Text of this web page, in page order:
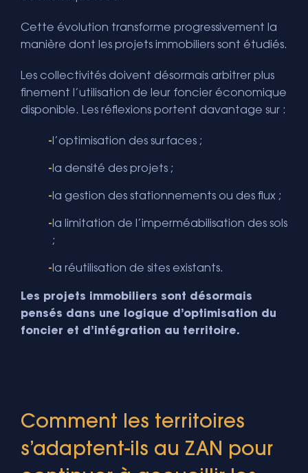
Cette évolution transforme progressivement la
manière dont les projets immobiliers sont étudiés.
Les collectivités doivent désormais arbitrer plus
finement l’utilisation de leur foncier économique
disponible. Les réflexions portent davantage sur :
l’optimisation des surfaces ;
la densité des projets ;
la gestion des stationnements ou des flux ;
la limitation de l’imperméabilisation des sols
;
la réutilisation de sites existants.
Les projets immobiliers sont désormais
pensés dans une logique d’optimisation du
foncier et d’intégration au territoire.
Comment les territoires
s’adaptent-ils au ZAN pour